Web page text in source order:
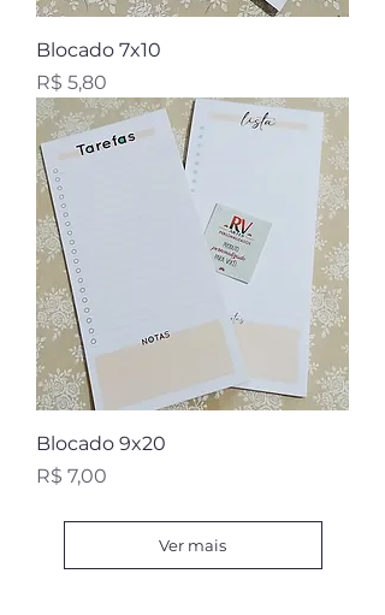
Blocado 7x10
Preço
R$ 5,80
Blocado 9x20
Preço
R$ 7,00
Ver mais